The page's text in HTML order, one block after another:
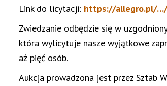
Link do licytacji: https://allegro.pl/…/
Zwiedzanie odbędzie się w
która wylicytuje nasze wyjątkowe
aż pięć osób.
Aukcja prowadzona jest przez Sztab